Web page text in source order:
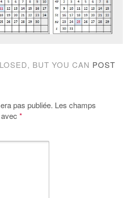
BUT YOU CAN POST
pas publiée. Les champs
*